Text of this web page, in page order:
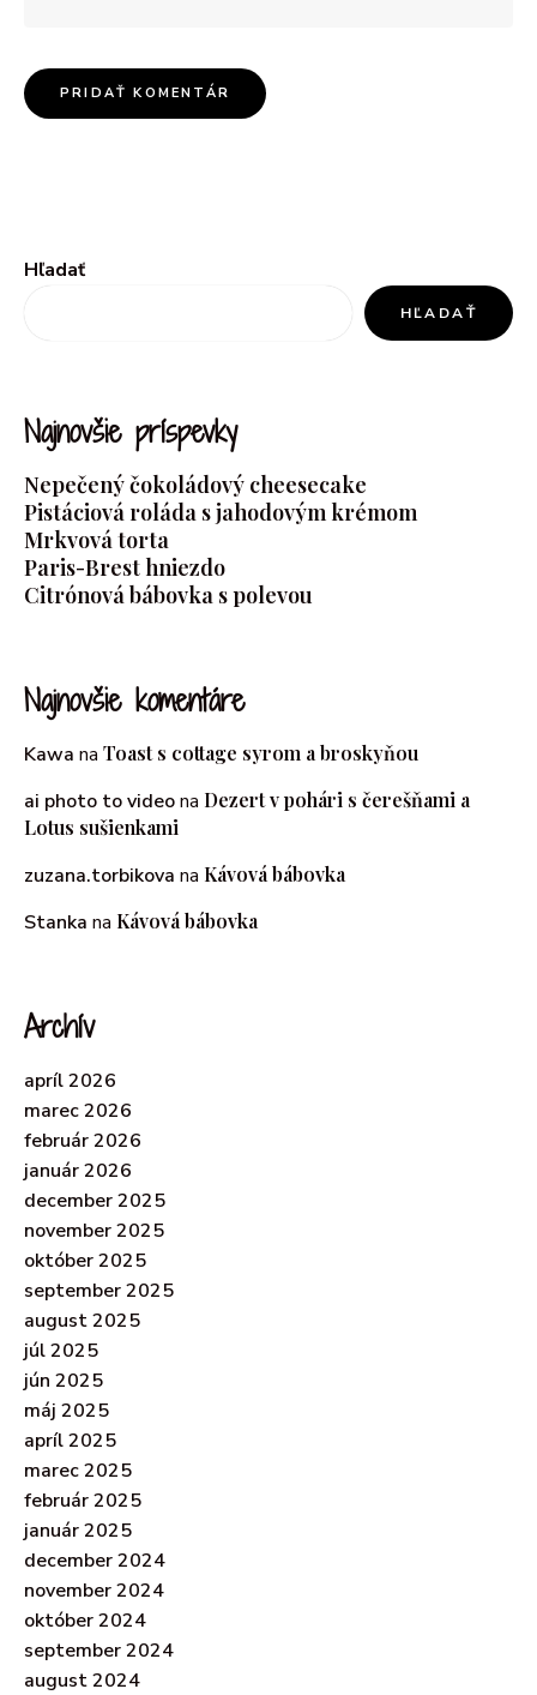
Hľadať
HĽADAŤ
Najnovšie príspevky
Nepečený čokoládový cheesecake
Pistáciová roláda s jahodovým krémom
Mrkvová torta
Paris-Brest hniezdo
Citrónová bábovka s polevou
Najnovšie komentáre
Kawa na Toast s cottage syrom a broskyňou
ai photo to videona Dezert v pohári s čerešňami a
Lotus sušienkami
zuzana.torbikova na Kávová bábovka
Stanka na Kávová bábovka
Archív
apríl 2026
marec 2026
február 2026
január 2026
december 2025
november 2025
október 2025
september 2025
august 2025
júl 2025
jún 2025
máj 2025
apríl 2025
marec 2025
február 2025
január 2025
december 2024
november 2024
október 2024
september 2024
august 2024